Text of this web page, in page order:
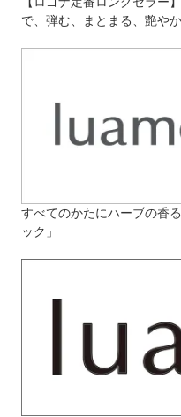
で、弾む、まとまる、艶や
すべてのかたにハーブの香
ック」